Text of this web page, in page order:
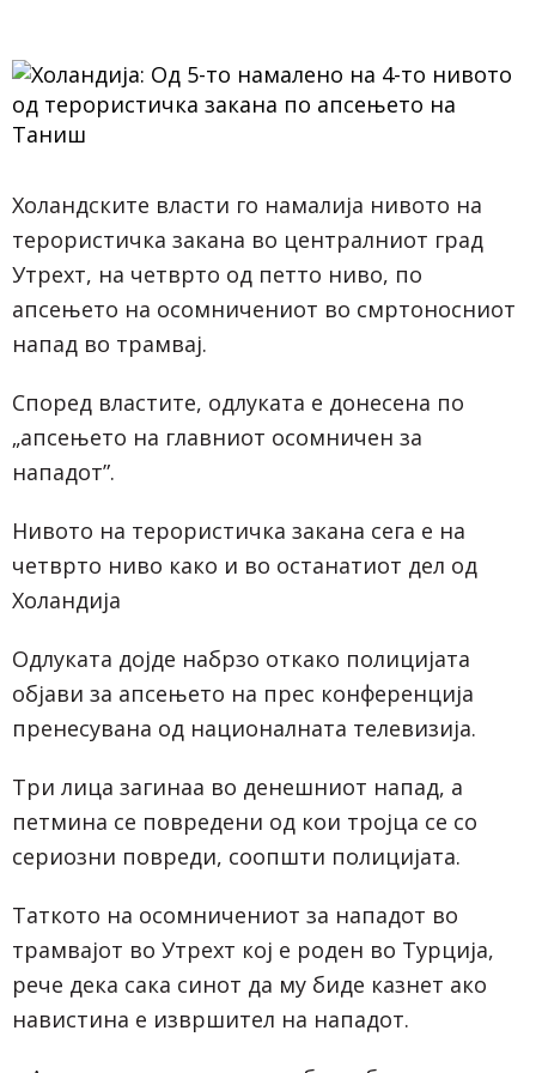
Холандските власти го намалија нивото на
терористичка закана во централниот град
Утрехт, на четврто од петто ниво, по
апсењето на осомничениот во смртоносниот
напад во трамвај.
Според властите, одлуката е донесена по
„апсењето на главниот осомничен за
нападот”.
Нивото на терористичка закана сега е на
четврто ниво како и во останатиот дел од
Холандија
Одлуката дојде набрзо откако полицијата
објави за апсењето на прес конференција
пренесувана од националната телевизија.
Три лица загинаа во денешниот напад, а
петмина се повредени од кои тројца се со
сериозни повреди, соопшти полицијата.
Таткото на осомничениот за нападот во
трамвајот во Утрехт кој е роден во Турција,
рече дека сака синот да му биде казнет ако
навистина е извршител на нападот.